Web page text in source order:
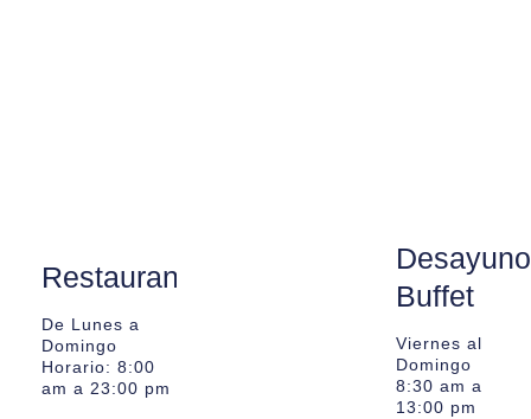
Restaurante
De Lunes a
Domingo
Horario: 8:00
am a 23:00 pm
Desayuno
Buffet
Viernes al
Domingo
8:30 am a
13:00 pm